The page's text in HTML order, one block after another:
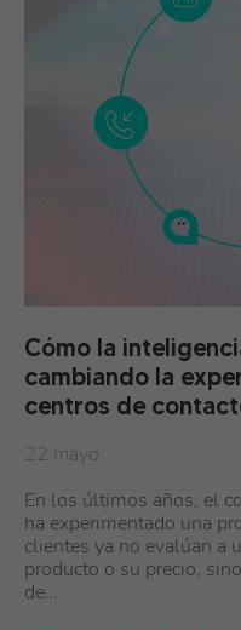
Cómo la
cambiando la
centros de
22 mayo
En los últimos años, el
ha experimentado una
clientes ya no evalúan a
producto o su precio,
de…